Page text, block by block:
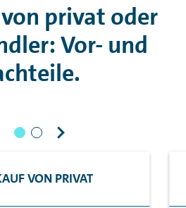
privat oder
Vor- und
VON PRIVAT